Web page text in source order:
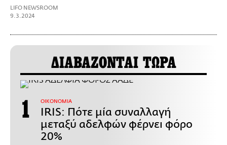
LIFO NEWSROOM
9.3.2024
ΔΙΑΒΑΖΟΝΤΑΙ ΤΩΡΑ
ΟΙΚΟΝΟΜΙΑ
IRIS: Πότε μία συναλλαγή
μεταξύ αδελφών φέρνει φόρο
20%